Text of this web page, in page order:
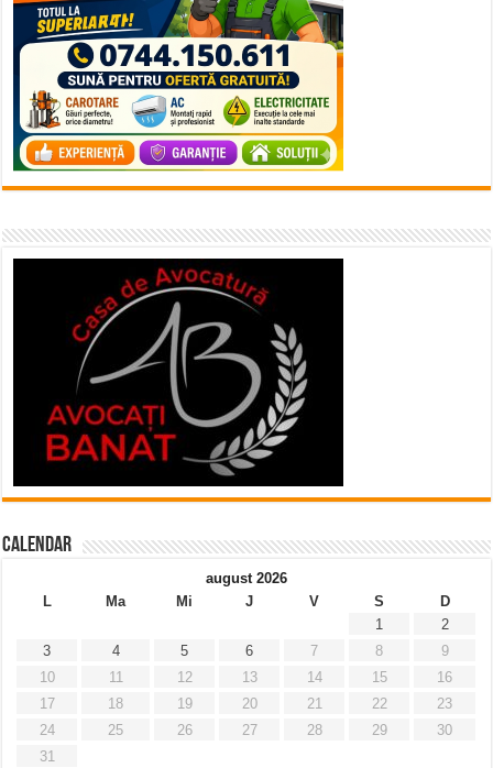
Calendar
august 2026
L
Ma Mi J V S
D
1
2
3
4 5 6 7 8
9
10
11 12 13 14 15
16
17
18 19 20 21 22
23
24
25 26 27 28 29
30
31